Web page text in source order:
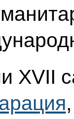
XVII